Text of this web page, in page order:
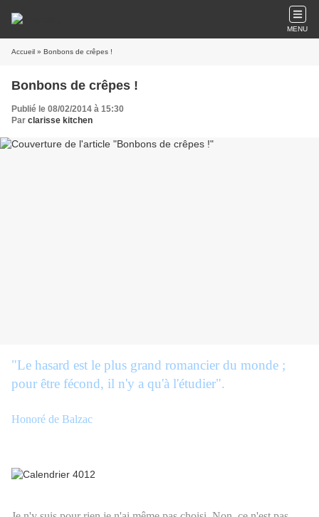
MENU
Accueil » Bonbons de crêpes !
Bonbons de crêpes !
Publié le 08/02/2014 à 15:30
Par clarisse kitchen
"Le hasard est le plus grand romancier du monde ;
pour être fécond, il n'y a qu'à l'étudier".
Honoré de Balzac